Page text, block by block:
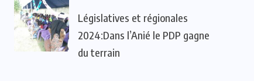
Législatives et régionales
2024:Dans l’Anié le PDP gagne
du terrain